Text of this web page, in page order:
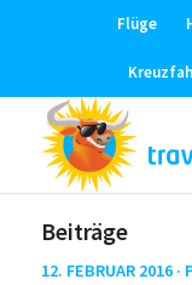
Flüge
Beiträge
12. FEBRUAR 2016 ·